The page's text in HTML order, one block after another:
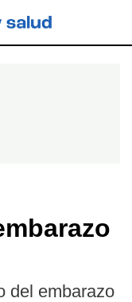
del embarazo